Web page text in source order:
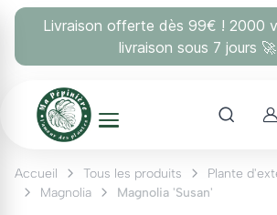
Livraison offerte dès 99€ ! 2000
livraison sous 7 jours
Accueil Tous les produits Plante
Magnolia
Magnolia 'Susan'
Panneau de gestion des cookies